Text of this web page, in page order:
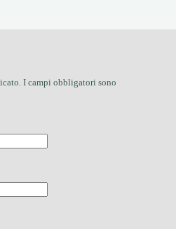
I campi obbligatori sono